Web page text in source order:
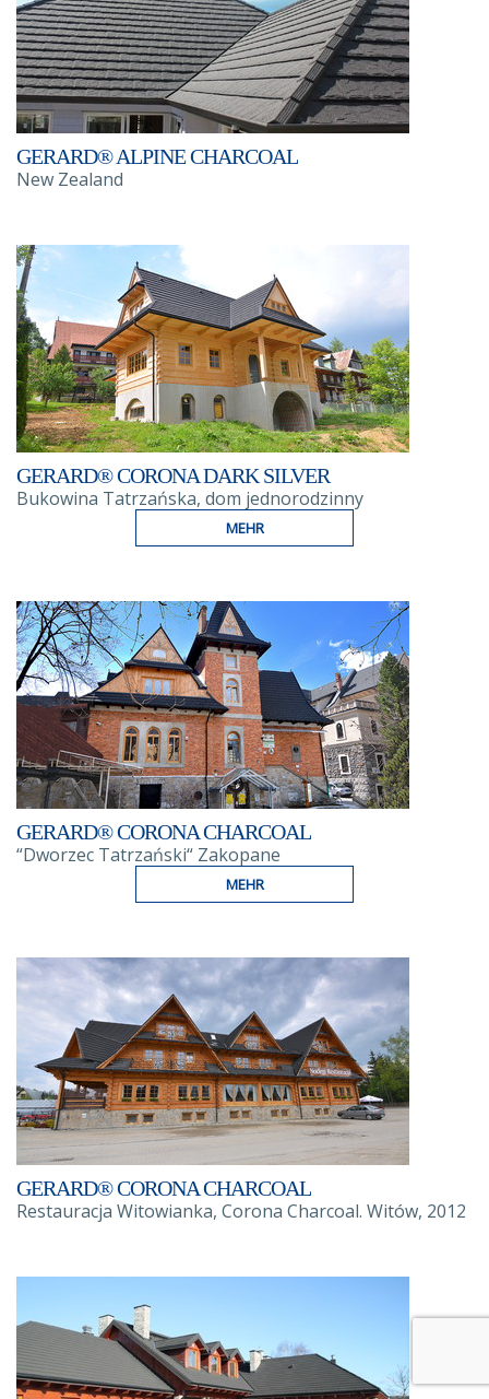
GERARD® ALPINE CHARCOAL
New Zealand
GERARD® CORONA DARK SILVER
Bukowina Tatrzańska, dom jednorodzinny
MEHR
GERARD® CORONA CHARCOAL
“Dworzec Tatrzański“ Zakopane
MEHR
GERARD® CORONA CHARCOAL
Restauracja Witowianka, Corona Charcoal. Witów, 2012